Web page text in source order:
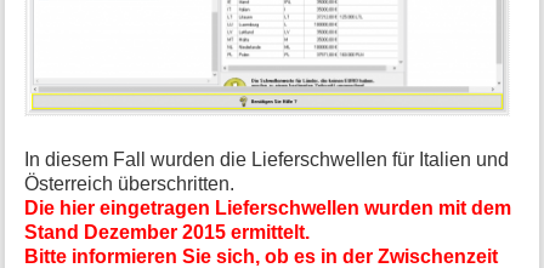
In diesem Fall wurden die Lieferschwellen für Italien und
Österreich überschritten.
Die hier eingetragen Lieferschwellen wurden mit dem
Stand Dezember 2015 ermittelt.
Bitte informieren Sie sich, ob es in der Zwischenzeit